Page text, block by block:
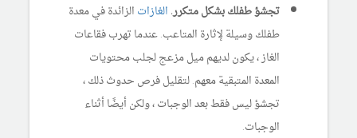
تجشؤ طفلك بشكل متكرر. الغازات الزائدة في معدة
طفلك وسيلة لإثارة المتاعب. عندما تهرب فقاعات
الغاز ، يكون لديهم ميل مزعج لجلب محتويات
المعدة المتبقية معهم. لتقليل فرص حدوث ذلك ،
تجشؤ ليس فقط بعد الوجبات ، ولكن أيضًا أثناء
الوجبات.